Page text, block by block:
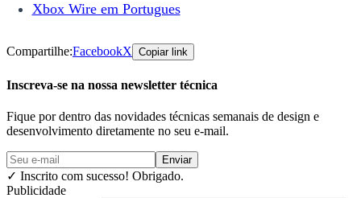
Xbox Wire em Portugues
Compartilhe:FacebookX Copiar link
Inscreva-se na nossa newsletter técnica
Fique por dentro das novidades técnicas semanais de design e
desenvolvimento diretamente no seu e-mail.
Enviar
✓ Inscrito com sucesso! Obrigado.
Publicidade